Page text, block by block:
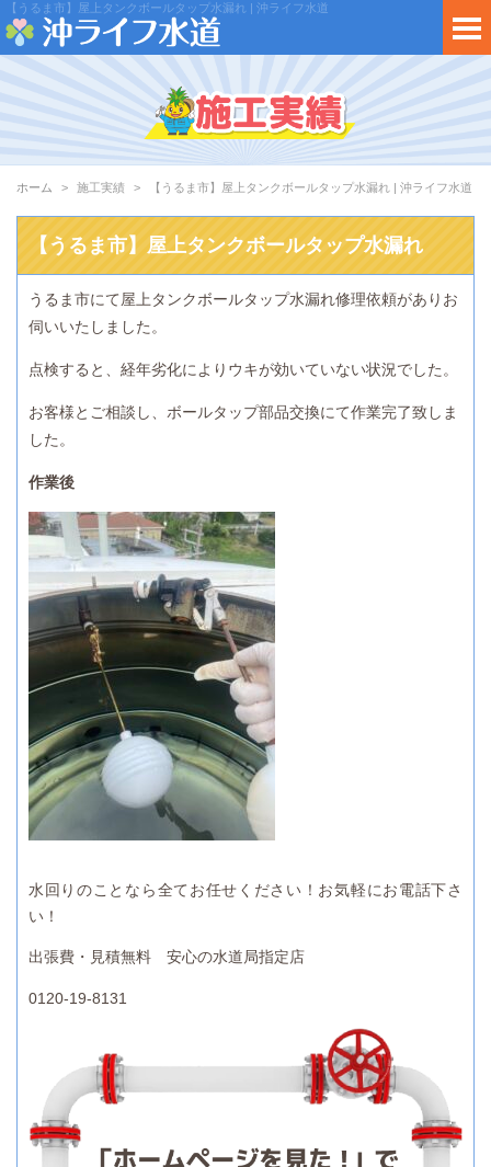
【うるま市】屋上タンクボールタップ水漏れ | 沖ライフ水道
ホーム 施工実績 【うるま市】屋上タンクボールタップ水漏れ | 沖ライフ水道
【うるま市】屋上タンクボールタップ水漏れ
うるま市にて屋上タンクボールタップ水漏れ修理依頼がありお
伺いいたしました。
点検すると、経年劣化によりウキが効いていない状況でした。
お客様とご相談し、ボールタップ部品交換にて作業完了致しま
した。
作業後
水回りのことなら全てお任せください！お気軽にお電話下さ
い！
出張費・見積無料 安心の水道局指定店
0120-19-8131